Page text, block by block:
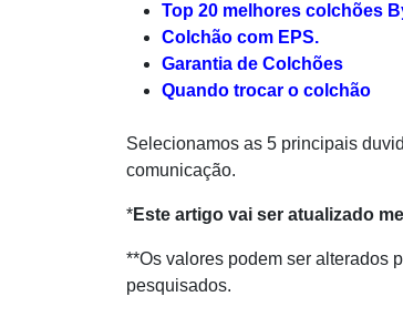
Top 20 melhores colchões
Colchão com EPS.
Garantia de Colchões
Quando trocar o colchão
Selecionamos as 5 principais
comunicação.
*Este artigo vai ser atualizado
**Os valores podem ser alterados
pesquisados.